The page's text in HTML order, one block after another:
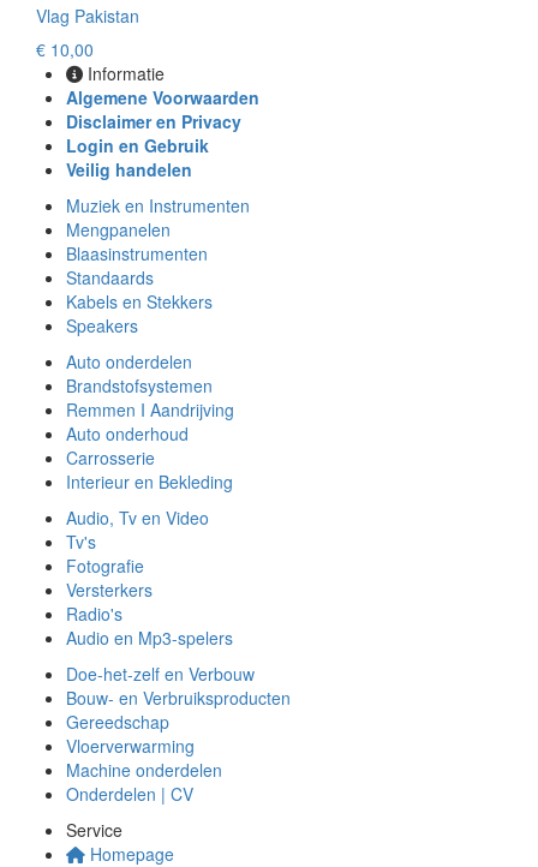
Vlag Pakistan
€ 10,00
Informatie
Algemene Voorwaarden
Disclaimer en Privacy
Login en Gebruik
Veilig handelen
Muziek en Instrumenten
Mengpanelen
Blaasinstrumenten
Standaards
Kabels en Stekkers
Speakers
Auto onderdelen
Brandstofsystemen
Remmen I Aandrijving
Auto onderhoud
Carrosserie
Interieur en Bekleding
Audio, Tv en Video
Tv's
Fotografie
Versterkers
Radio's
Audio en Mp3-spelers
Doe-het-zelf en Verbouw
Bouw- en Verbruiksproducten
Gereedschap
Vloerverwarming
Machine onderdelen
Onderdelen | CV
Service
Homepage